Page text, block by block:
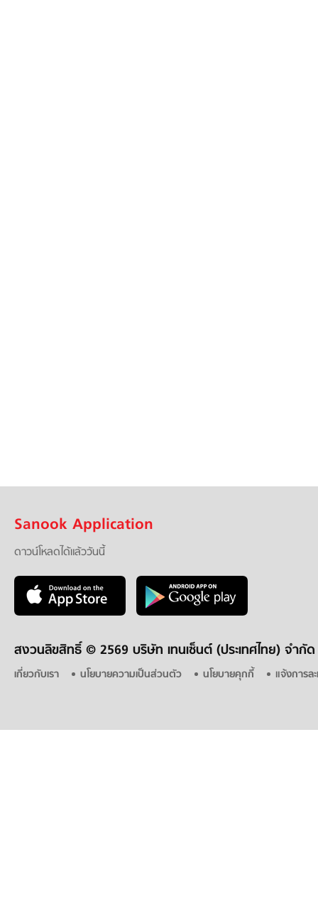
Sanook Application
ดาวน์โหลดได้แล้ววันนี้
สงวนลิขสิทธิ์ © 2569 บริษัท เทนเซ็นต์ (ประเทศไทย) จำกัด
เกี่ยวกับเรา นโยบายความเป็นส่วนตัว นโยบายคุกกี้ แจ้งการล